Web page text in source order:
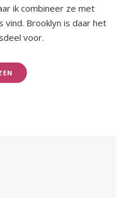
ik combineer ze met
vind. Brooklyn is daar het
voor.